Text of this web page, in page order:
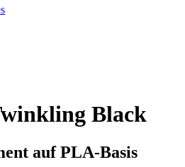
Black
auf PLA-Basis